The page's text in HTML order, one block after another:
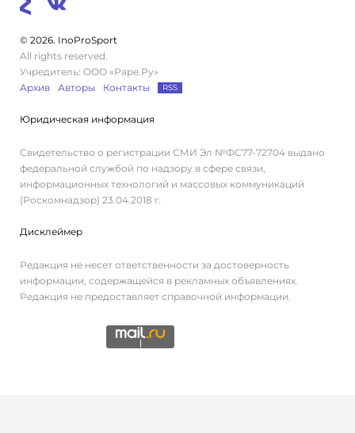
© 2026. InoProSport
All rights reserved.
Учредитель: ООО «Раре.Ру»
Архив
Авторы Контакты RSS
Юридическая информация
Свидетельство о регистрации СМИ Эл №ФС77-72704 выдано
федеральной службой по надзору в сфере связи,
информационных технологий и массовых коммуникаций
(Роскомнадзор) 23.04.2018 г.
Дисклеймер
Редакция не несет ответственности за достоверность
информации, содержащейся в рекламных объявлениях.
Редакция не предоставляет справочной информации.